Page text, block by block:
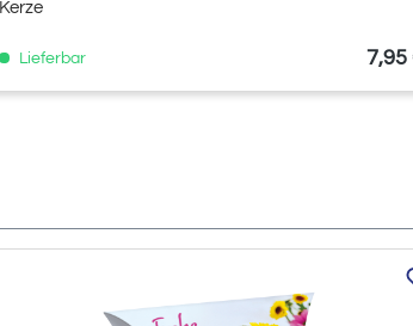
Kerze
Lieferbar 7,95